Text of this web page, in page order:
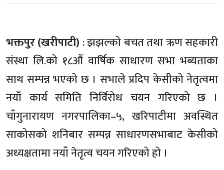
भक्तपुर (खरीपाटी) : झझल्को बचत तथा ऋण सहकारी
संस्था लि.को १८औँ वार्षिक साधारण सभा भब्यताका
साथ सम्पन्न भएको छ । सभाले प्रदिप केसीको नेतृत्वमा
नयाँ कार्य समिति निर्विरोध चयन गरिएको छ ।
चाँगुनारायण नगरपालिका–५, खरिपाटीमा अवस्थित
साकोसको शनिबार सम्पन्न साधारणसभाबाट केसीको
अध्यक्षतामा नयाँ नेतृत्व चयन गरिएको हो ।